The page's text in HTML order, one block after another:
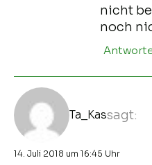
nicht
noch
Ta_Kassagt:
14. Juli 2018 um 16:45 Uhr